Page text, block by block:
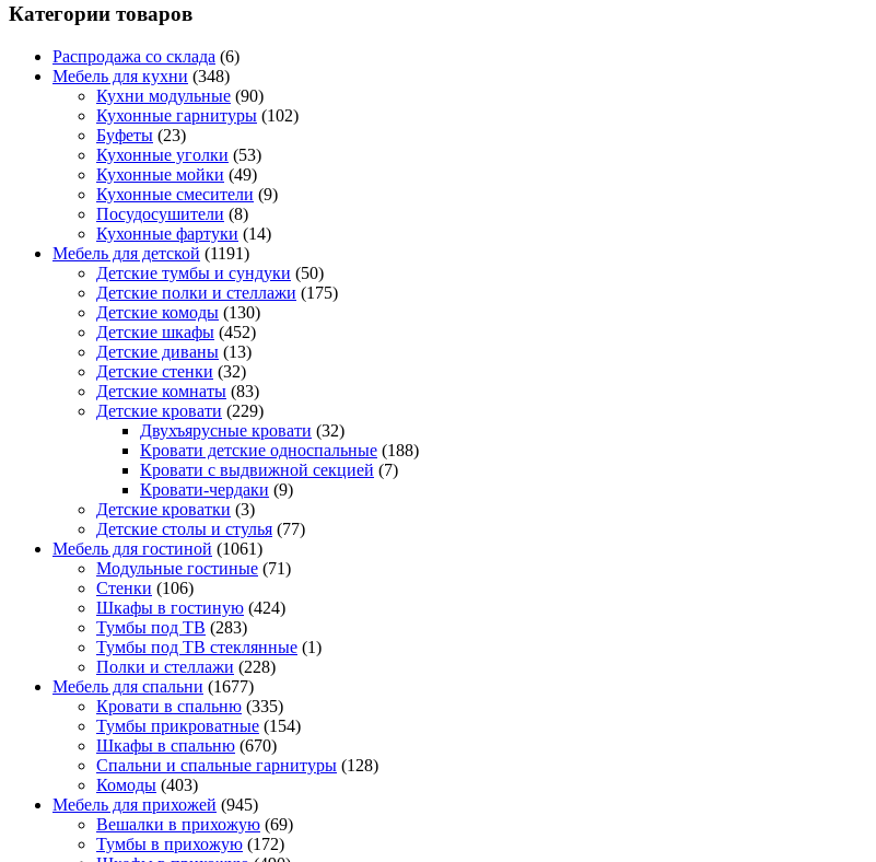
Категории товаров
Распродажа со склада (6)
Мебель для кухни (348)
Кухни модульные (90)
Кухонные гарнитуры (102)
Буфеты (23)
Кухонные уголки (53)
Кухонные мойки (49)
Кухонные смесители (9)
Посудосушители (8)
Кухонные фартуки (14)
Мебель для детской (1191)
Детские тумбы и сундуки (50)
Детские полки и стеллажи (175)
Детские комоды (130)
Детские шкафы (452)
Детские диваны (13)
Детские стенки (32)
Детские комнаты (83)
Детские кровати (229)
Двухъярусные кровати (32)
Кровати детские односпальные (188)
Кровати с выдвижной секцией (7)
Кровати-чердаки (9)
Детские кроватки (3)
Детские столы и стулья (77)
Мебель для гостиной (1061)
Модульные гостиные (71)
Стенки (106)
Шкафы в гостиную (424)
Тумбы под ТВ (283)
Тумбы под ТВ стеклянные (1)
Полки и стеллажи (228)
Мебель для спальни (1677)
Кровати в спальню (335)
Тумбы прикроватные (154)
Шкафы в спальню (670)
Спальни и спальные гарнитуры (128)
Комоды (403)
Мебель для прихожей (945)
Вешалки в прихожую (69)
Тумбы в прихожую (172)